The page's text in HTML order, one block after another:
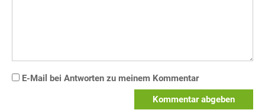
E-Mail bei Antworten zu meinem Kommentar
Kommentar abgeben